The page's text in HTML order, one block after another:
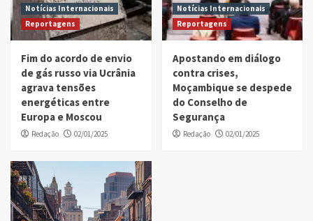
Notícias Internacionais
Reportagens
Fim do acordo de envio
de gás russo via Ucrânia
agrava tensões
energéticas entre
Europa e Moscou
Redação 02/01/2025
Notícias Internacionais
Reportagens
Apostando em diálogo
contra crises,
Moçambique se despede
do Conselho de
Segurança
Redação 02/01/2025